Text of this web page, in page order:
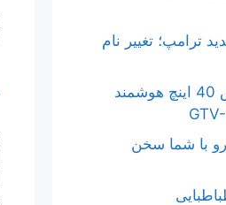
ترامپ؛ تغییر نام
تلویزیون جی پلاس 40 اینچ هوشمند
با شما سخن